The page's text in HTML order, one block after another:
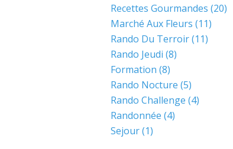
Recettes Gourmandes (20)
Marché Aux Fleurs (11)
Rando Du Terroir(11)
Rando Jeudi (8)
Formation (8)
Rando Nocture (5)
Rando Challenge (4)
Randonnée (4)
Sejour(1)